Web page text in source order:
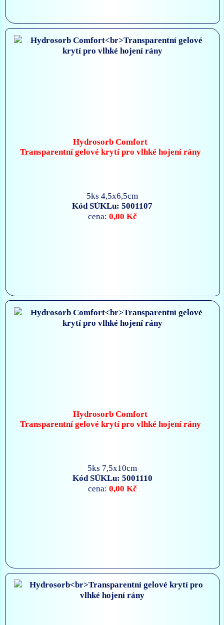
Hydrosorb Comfort
Transparentní gelové krytí pro vlhké hojení rány
5ks 4,5x6,5cm
Kód SÚKLu: 5001107
cena: 0,00 Kč
Hydrosorb Comfort
Transparentní gelové krytí pro vlhké hojení rány
5ks 7,5x10cm
Kód SÚKLu: 5001110
cena: 0,00 Kč